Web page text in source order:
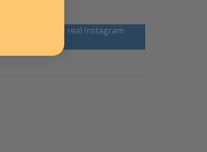
to connect your real Instagram